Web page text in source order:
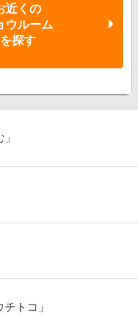
近くの
ウルーム
を探す
チトコ」